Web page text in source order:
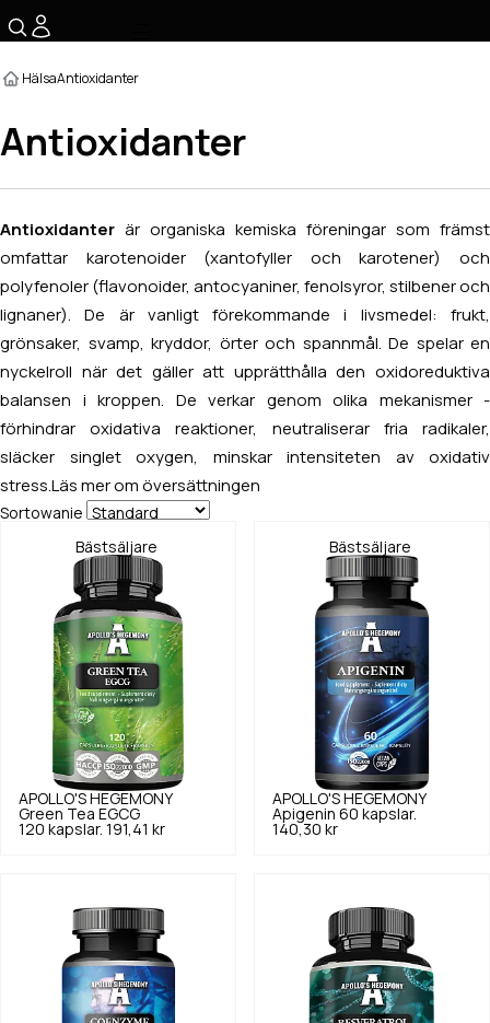
HälsaAntioxidanter
Antioxidanter
Antioxidanter är organiska kemiska föreningar som främst
omfattar karotenoider (xantofyller och karotener) och
polyfenoler (flavonoider, antocyaniner, fenolsyror, stilbener och
lignaner). De är vanligt förekommande i livsmedel: frukt,
grönsaker, svamp, kryddor, örter och spannmål. De spelar en
nyckelroll när det gäller att upprätthålla den oxidoreduktiva
balansen i kroppen. De verkar genom olika mekanismer -
förhindrar oxidativa reaktioner, neutraliserar fria radikaler,
släcker singlet oxygen, minskar intensiteten av oxidativ
stress. Läs mer om översättningen
Sortowanie
Bästsäljare
APOLLO'S HEGEMONY
Green Tea EGCG
120 kapslar. 191,41 kr
Bästsäljare
APOLLO'S HEGEMONY
Apigenin 60 kapslar.
140,30 kr